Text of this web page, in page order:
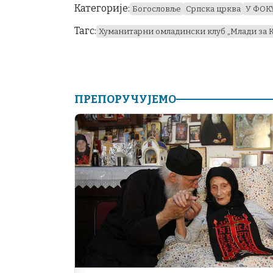
Категорије: Богословље Српска црква У
Тагс: Хуманитарни омладински клуб „Млади за
ПРЕПОРУЧУЈЕМО